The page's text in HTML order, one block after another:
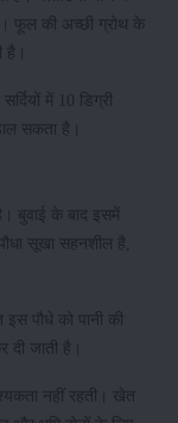
फूल की अच्छी ग्रोथ के
में 10 डिग्री
सकता है।
बुवाई के बाद इसमें
सूखा सहनशील है,
पौधे को पानी की
दी जाती है।
नहीं रहती। खेत